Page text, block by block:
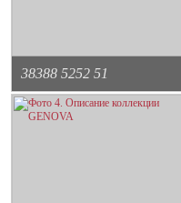
38388 5252 51